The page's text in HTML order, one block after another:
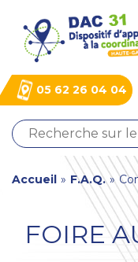
contenu
principal
05 62 26 04 04
QUI
SOMMES-
?
ACTUALITÉS
You
here
Accueil » F.A.Q. »
FOIRE